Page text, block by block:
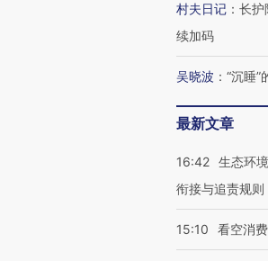
村夫日记 ： 长护
续加码
吴晓波 ： “沉睡”
最新文章
16:42 生态环
衔接与追责规则
15:10 看空消